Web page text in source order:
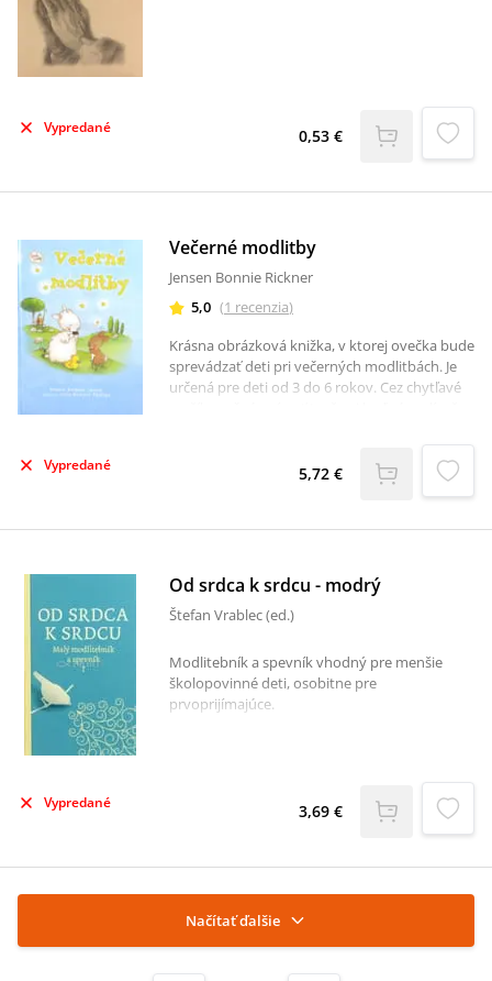
Vypredané 0,53 €
Večerné modlitby
Jensen Bonnie Rickner
5,0 (1 recenzia)
Krásna obrázková knižka, v ktorej ovečka bude
sprevádzať deti pri večerných modlitbách. Je
určená pre deti od 3 do 6 rokov. Cez chytľavé
mojim modlitbám, počuje, čo mu pošepkám.
Sotva nájdete lepší spôsob, ako zakončiť deň s
dieťaťom, než pomyslením na veľkú Božiu
text a krátke modlitbičky povzbudia maličkých
skôr, než zatvoria ospanlivé očká.
Vypredané 5,72 €
Od srdca k srdcu - modrý
Štefan Vrablec (ed.)
Modlitebník a spevník vhodný pre menšie
školopovinné deti, osobitne pre
prvoprijímajúce.
Vypredané 3,69 €
Načítať ďalšie